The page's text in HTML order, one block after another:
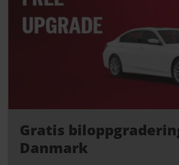
Gratis
Danmark